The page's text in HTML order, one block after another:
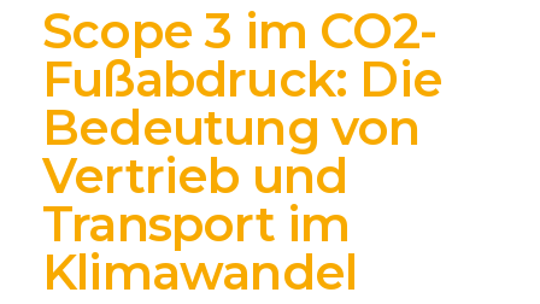
Scope 3 im CO2-
Fußabdruck: Die
Bedeutung von
Vertrieb und
Transport im
Klimawandel